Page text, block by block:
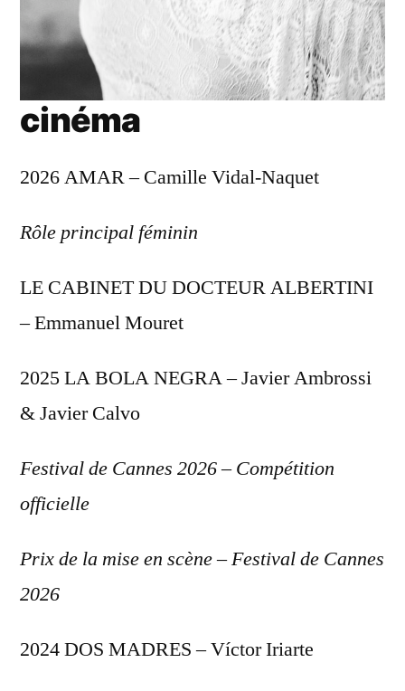
cinéma
2026 AMAR – Camille Vidal-Naquet
Rôle principal féminin
LE CABINET DU DOCTEUR ALBERTINI
– Emmanuel Mouret
2025 LA BOLA NEGRA – Javier Ambrossi
& Javier Calvo
Festival de Cannes 2026 – Compétition
officielle
Prix de la mise en scène – Festival de Cannes
2026
2024 DOS MADRES – Víctor Iriarte